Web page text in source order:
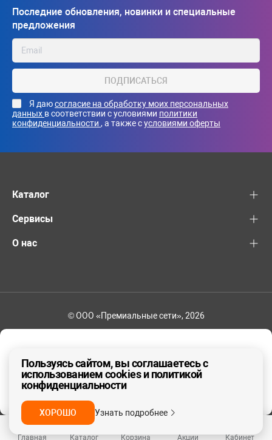
Главная Каталог Корзина Акции Кабинет
ДА, ВЕРНО
Последние обновления, новинки и специальные
предложения
ПОДПИСАТЬСЯ
Я даюсогласие на обработку моих персональных
данных в соответствии с условиями политики
конфиденциальности , а также сусловиями оферты
Каталог
Сервисы
О нас
© ООО «Премиальные сети», 2026
Пользуясь сайтом, вы соглашаетесь с
использованием cookies и политикой
конфиденциальности
ХОРОШО Узнать подробнее